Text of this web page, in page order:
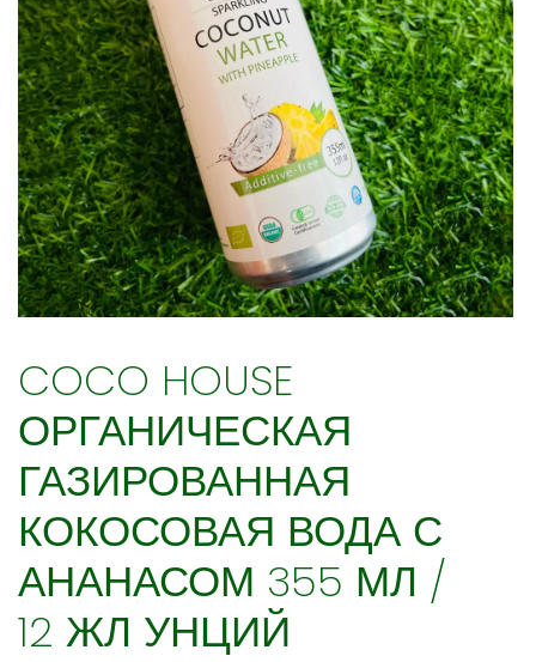
COCO HOUSE
ОРГАНИЧЕСКАЯ
ГАЗИРОВАННАЯ
КОКОСОВАЯ ВОДА С
АНАНАСОМ 355 МЛ /
12 ЖЛ УНЦИЙ